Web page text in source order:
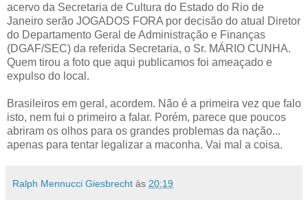
acervo da Secretaria de Cultura do Estado do Rio de
Janeiro serão JOGADOS FORA por decisão do atual Diretor
do Departamento Geral de Administração e Finanças
(DGAF/SEC) da referida Secretaria, o Sr. MÁRIO CUNHA.
Quem tirou a foto que aqui publicamos foi ameaçado e
expulso do local.
Brasileiros em geral, acordem. Não é a primeira vez que falo
isto, nem fui o primeiro a falar. Porém, parece que poucos
abriram os olhos para os grandes problemas da nação...
apenas para tentar legalizar a maconha. Vai mal a coisa.
Ralph Mennucci Giesbrecht às 20:19